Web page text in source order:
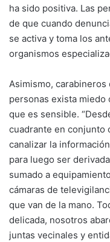
ha sido positiva. Las
de que cuando
se activa y toma los
organismos
Asimismo,
personas exista
que es sensible.
cuadrante en conjunto
canalizar la
para luego ser
sumado a
cámaras de
que van de la mano.
delicada, nosotros
juntas vecinales y